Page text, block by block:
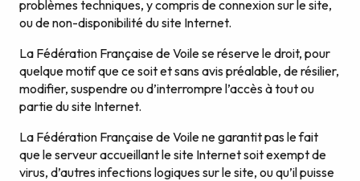
problèmes techniques, y compris de connexion sur le site,
ou de non-disponibilité du site Internet.
La Fédération Française de Voile se réserve le droit, pour
quelque motif que ce soit et sans avis préalable, de résilier,
modifier, suspendre ou d’interrompre l’accès à tout ou
partie du site Internet.
La Fédération Française de Voile ne garantit pas le fait
que le serveur accueillant le site Internet soit exempt de
virus, d’autres infections logiques sur le site, ou qu’il puisse